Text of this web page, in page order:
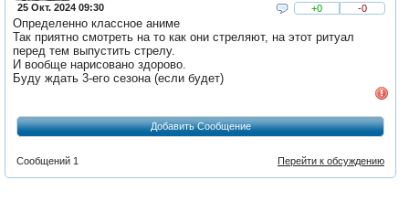
25 Окт. 2024 09:30 +0 -0
Определенно классное аниме
Так приятно смотреть на то как они стреляют, на этот ритуал
перед тем выпустить стрелу.
И вообще нарисовано здорово.
Буду ждать 3-его сезона (если будет)
Добавить Сообщение
Сообщений 1 Перейти к обсуждению